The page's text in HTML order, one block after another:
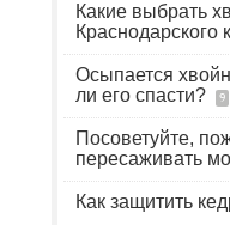
Какие выбрать
Краснодарского
Осыпается
ли его спасти?
9
Посоветуйте,
пересаживать
Как защитить